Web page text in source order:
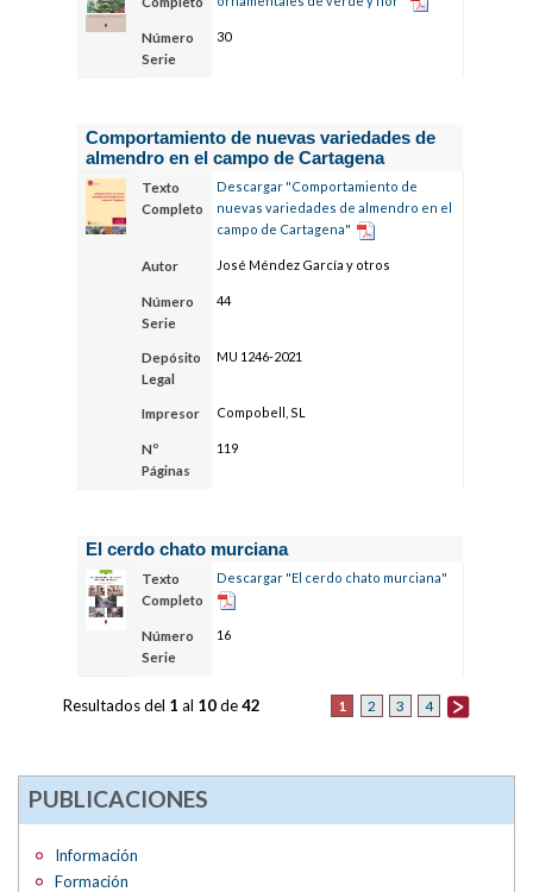
Número
Serie
30
Comportamiento de nuevas variedades de
almendro en el campo de Cartagena
Texto
Completo
Descargar "Comportamiento de
nuevas variedades de almendro en el
campo de Cartagena"
Autor José Méndez García y otros
Número
Serie
44
Depósito
Legal
MU 1246-2021
Impresor Compobell, SL
Nº
Páginas
119
El cerdo chato murciana
Texto
Completo
Descargar "El cerdo chato murciana"
Número
Serie
16
1 2 3 4
Resultados del 1 al 10de42
PUBLICACIONES
Información
Formación